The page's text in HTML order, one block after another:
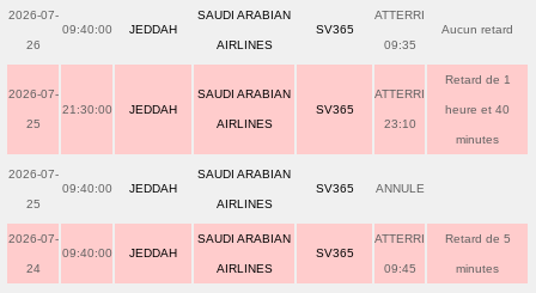
2026-07-
26
09:40:00 JEDDAH
SAUDI ARABIAN
AIRLINES
SV365
ATTERRI
09:35
Aucun retard
2026-07-
25
21:30:00 JEDDAH
SAUDI ARABIAN
AIRLINES
SV365
ATTERRI
23:10
Retard de 1
heure et 40
minutes
2026-07-
25
09:40:00 JEDDAH
SAUDI ARABIAN
AIRLINES
SV365 ANNULE
2026-07-
24
09:40:00 JEDDAH
SAUDI ARABIAN
AIRLINES
SV365
ATTERRI
09:45
Retard de 5
minutes